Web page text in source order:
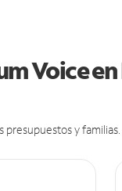
Voice
y familias.